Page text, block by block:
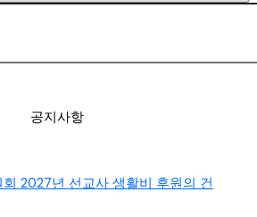
공지사항
2027년 선교사 생활비 후원의 건